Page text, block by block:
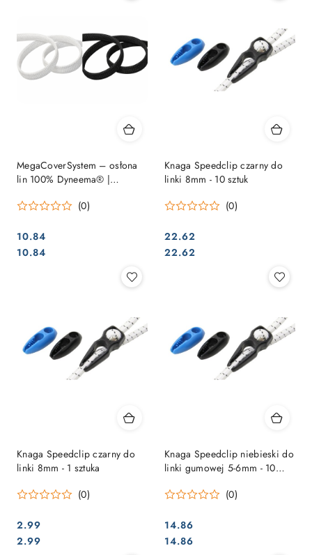
MegaCoverSystem – osłona
lin 100% Dyneema® |
(0)
Cena:
10.84
Cena:
10.84
Knaga Speedclip czarny do
linki 8mm - 10 sztuk
(0)
Cena:
22.62
Cena:
22.62
Knaga Speedclip czarny do
linki 8mm - 1 sztuka
(0)
Cena:
2.99
Cena:
2.99
Knaga Speedclip niebieski do
linki gumowej 5-6mm - 10
(0)
Cena:
14.86
Cena:
14.86